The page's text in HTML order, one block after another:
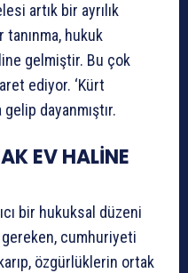
artık bir ayrılık
tanınma, hukuk
gelmiştir. Bu çok
ediyor. ‘Kürt
dayanmıştır.
EV HALİNE
bir hukuksal düzeni
gereken, cumhuriyeti
özgürlüklerin ortak